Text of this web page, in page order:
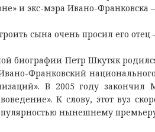
и экс-мэра Ивано-Франковска
сына очень просил его
биографии Петр Шкутяк
Франковский
В 2005 году
К слову, этот вуз
нынешнему